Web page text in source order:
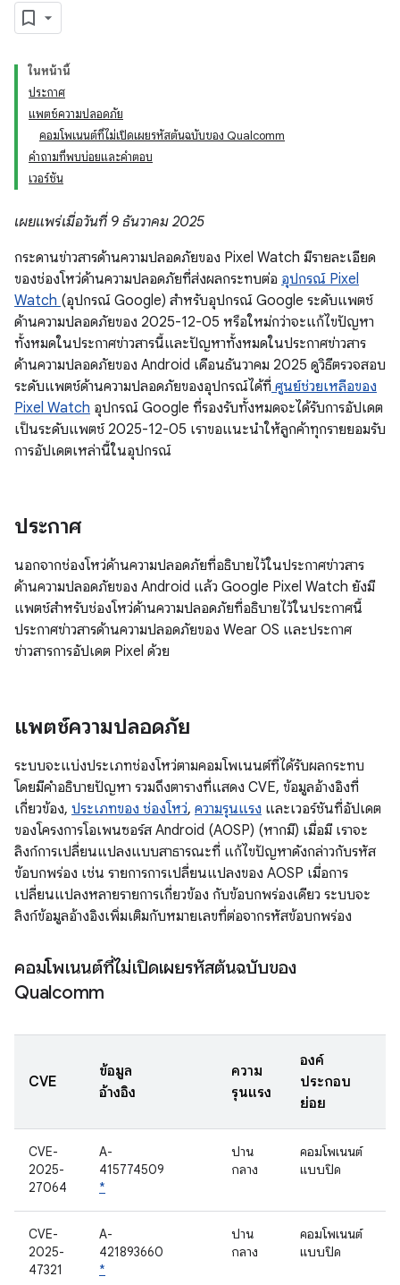
ในหน้านี้
ประกาศ
แพตช์ความปลอดภัย
คอมโพเนนต์ที่ไม่เปิดเผยรหัสต้นฉบับของ Qualcomm
คำถามที่พบบ่อยและคำตอบ
เวอร์ชัน
เผยแพร่เมื่อวันที่ 9 ธันวาคม 2025
กระดานข่าวสารด้านความปลอดภัยของ Pixel Watch มีรายละเอียด
ของช่องโหว่ด้านความปลอดภัยที่ส่งผลกระทบต่อ อุปกรณ์ Pixel
Watch (อุปกรณ์ Google) สำหรับอุปกรณ์ Google ระดับแพตช์
ด้านความปลอดภัยของ 2025-12-05 หรือใหม่กว่าจะแก้ไขปัญหา
ทั้งหมดในประกาศข่าวสารนี้และปัญหาทั้งหมดในประกาศข่าวสาร
ด้านความปลอดภัยของ Android เดือนธันวาคม 2025 ดูวิธีตรวจสอบ
ระดับแพตช์ด้านความปลอดภัยของอุปกรณ์ได้ที่ ศูนย์ช่วยเหลือของ
Pixel Watch อุปกรณ์ Google ที่รองรับทั้งหมดจะได้รับการอัปเดต
เป็นระดับแพตช์ 2025-12-05 เราขอแนะนำให้ลูกค้าทุกรายยอมรับ
การอัปเดตเหล่านี้ในอุปกรณ์
ประกาศ
นอกจากช่องโหว่ด้านความปลอดภัยที่อธิบายไว้ในประกาศข่าวสาร
ด้านความปลอดภัยของ Android แล้ว Google Pixel Watch ยังมี
แพตช์สำหรับช่องโหว่ด้านความปลอดภัยที่อธิบายไว้ในประกาศนี้
ประกาศข่าวสารด้านความปลอดภัยของ Wear OS และประกาศ
ข่าวสารการอัปเดต Pixel ด้วย
แพตช์ความปลอดภัย
ระบบจะแบ่งประเภทช่องโหว่ตามคอมโพเนนต์ที่ได้รับผลกระทบ
โดยมีคำอธิบายปัญหา รวมถึงตารางที่แสดง CVE, ข้อมูลอ้างอิงที่
เกี่ยวข้อง, ประเภทของ ช่องโหว่, ความรุนแรง และเวอร์ชันที่อัปเดต
ของโครงการโอเพนซอร์ส Android (AOSP) (หากมี) เมื่อมี เราจะ
ลิงก์การเปลี่ยนแปลงแบบสาธารณะที่ แก้ไขปัญหาดังกล่าวกับรหัส
ข้อบกพร่อง เช่น รายการการเปลี่ยนแปลงของ AOSP เมื่อการ
เปลี่ยนแปลงหลายรายการเกี่ยวข้อง กับข้อบกพร่องเดียว ระบบจะ
ลิงก์ข้อมูลอ้างอิงเพิ่มเติมกับหมายเลขที่ต่อจากรหัสข้อบกพร่อง
คอมโพเนนต์ที่ไม่เปิดเผยรหัสต้นฉบับของ
Qualcomm
CVE
ข้อมูล
อ้างอิง
ความ
รุนแรง
องค์
ประกอบ
ย่อย
CVE-
2025-
27064
A-
415774509
*
ปาน
กลาง
คอมโพเนนต์
แบบปิด
CVE-
2025-
47321
A-
421893660
*
ปาน
กลาง
คอมโพเนนต์
แบบปิด